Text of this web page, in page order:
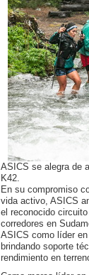
ASICS se alegra de
K42.
En su compromiso
vida activo, ASICS
el reconocido
corredores en
ASICS como líder
brindando soporte
rendimiento en